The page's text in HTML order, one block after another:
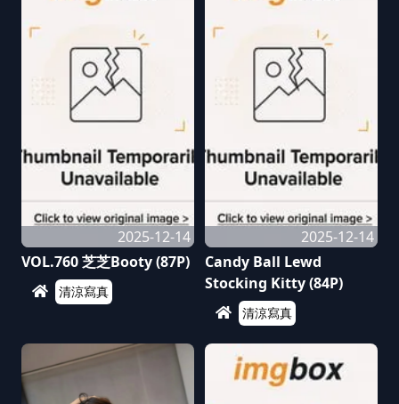
2025-12-14
VOL.760 芝芝Booty (87P)
清涼寫真
2025-12-14
Candy Ball Lewd
Stocking Kitty (84P)
清涼寫真